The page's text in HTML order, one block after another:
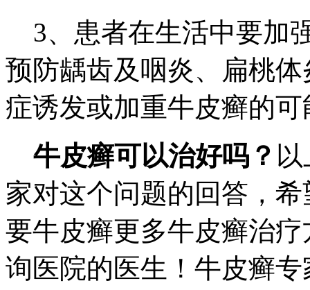
3、患者在生活中要加
预防龋齿及咽炎、扁桃
症诱发或加重牛皮癣的可
牛皮癣可以治好吗？
家对这个问题的回答，
要牛皮癣更多牛皮癣治
询医院的医生！牛皮癣